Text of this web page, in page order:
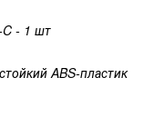
C - 1 шт
ABS-пластик